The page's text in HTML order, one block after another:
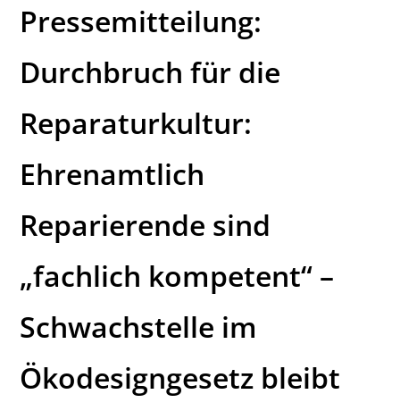
Pressemitteilung:
Durchbruch für die
Reparaturkultur:
Ehrenamtlich
Reparierende sind
„fachlich kompetent“ –
Schwachstelle im
Ökodesigngesetz bleibt